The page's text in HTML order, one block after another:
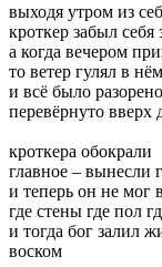
выходя утром из
кроткер забыл себя
а когда вечером
то ветер гулял в нём
и всё было разорено
перевёрнуто вверх
кроткера обокрали
главное – вынесли
и теперь он не мог
где стены где пол
и тогда бог залил
воском